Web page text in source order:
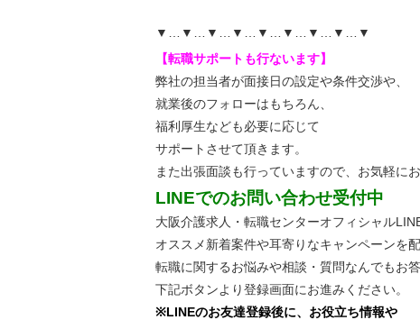
▼…▼…▼…▼…▼…▼…▼…▼…▼
【転職サポートも行ないます】
弊社の担当者が面接日の設定や条件交渉や、
就業後のフォローはもちろん、
福利厚生なども必要に応じて
サポートさせて頂きます。
また出張面談も行っていますので、 お気軽に
LINEでのお問い合わせ受付中
大阪介護求人・転職センターオフィシャル
オススメ新着案件や耳寄りなキャンペーンを配
転職に関するお悩みや相談・質問なんでもお
下記ボタンより登録画面にお進みください。
※LINEのお友達登録後に、お役立ち情報や